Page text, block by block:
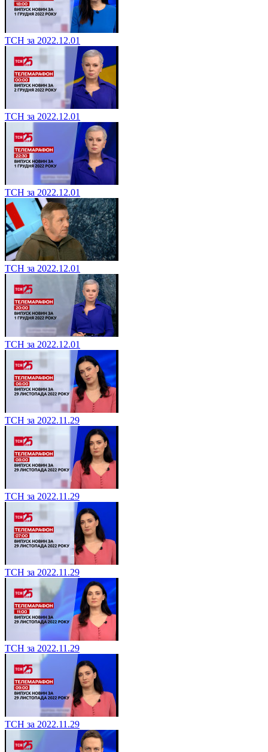
ТСН за 2022.12.01
ТСН за 2022.12.01
ТСН за 2022.12.01
ТСН за 2022.12.01
ТСН за 2022.12.01
ТСН за 2022.11.29
ТСН за 2022.11.29
ТСН за 2022.11.29
ТСН за 2022.11.29
ТСН за 2022.11.29